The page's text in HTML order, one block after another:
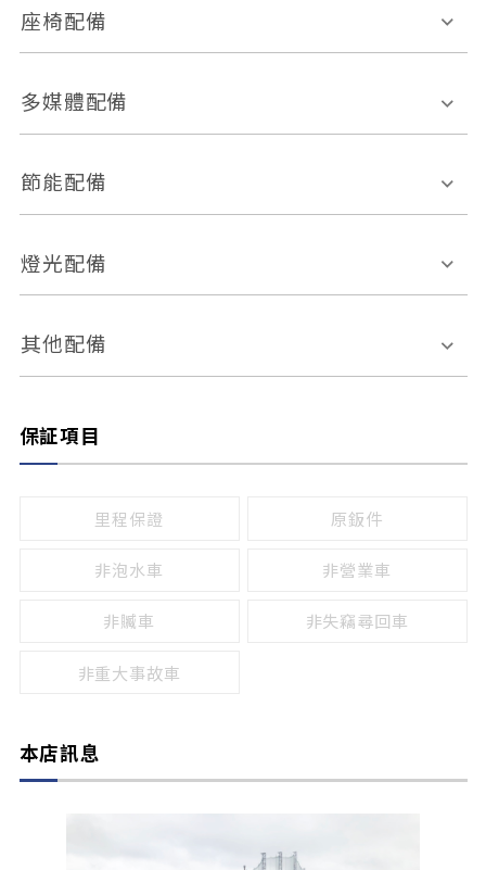
恆溫空調
前座正面氣囊
ABS防鎖死
車道偏離警示
自動停車系統 盲點偵測系統
倒車雷達
座椅配備
皮椅
無
有
多媒體配備
外部音源接入
節能配備
引擎啟閉系統
燈光配備
感應頭燈
頭燈光源
其他配備
保証項目
里程保證 原鈑件
非泡水車 非營業車
非贓車 非失竊尋回車
非重大事故車
本店訊息